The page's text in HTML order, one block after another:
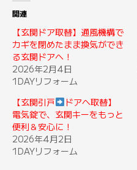
関連
【玄関ドア取替】通風機構で
カギを閉めたまま換気ができ
る玄関ドアへ！
2026年2月4日
1DAYリフォーム
【玄関引戸
ドアへ取替】
電気錠で、玄関キーをもっと
便利＆安心に！
2026年4月2日
1DAYリフォーム